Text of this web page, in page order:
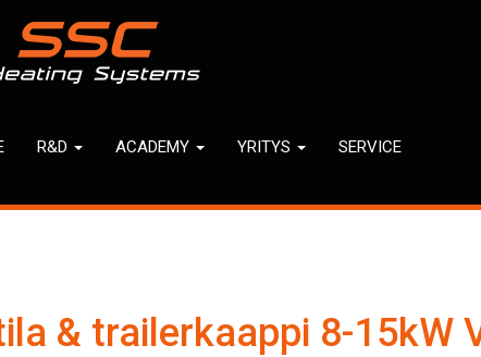
R&D ACADEMY YRITYS SERVICE
& trailerkaappi 8-15kW